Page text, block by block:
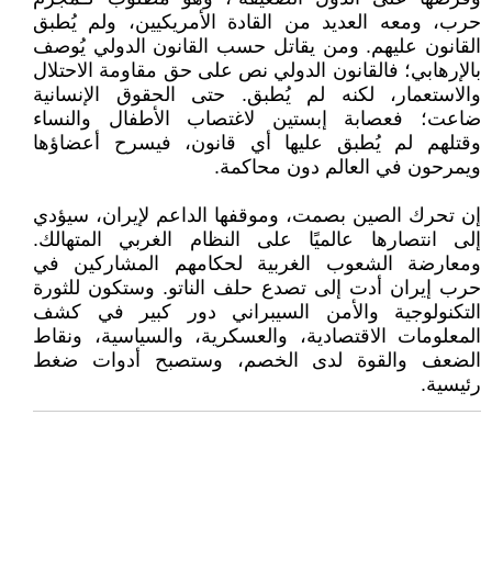
حرب، ومعه العديد من القادة الأمريكيين، ولم يُطبق
القانون عليهم. ومن يقاتل حسب القانون الدولي يُوصف
بالإرهابي؛ فالقانون الدولي نص على حق مقاومة الاحتلال
والاستعمار، لكنه لم يُطبق. حتى الحقوق الإنسانية
ضاعت؛ فعصابة إبستين لاغتصاب الأطفال والنساء
وقتلهم لم يُطبق عليها أي قانون، فيسرح أعضاؤها
ويمرحون في العالم دون محاكمة.
إن تحرك الصين بصمت، وموقفها الداعم لإيران، سيؤدي
إلى انتصارها عالميًا على النظام الغربي المتهالك.
ومعارضة الشعوب الغربية لحكامهم المشاركين في
حرب إيران أدت إلى تصدع حلف الناتو. وستكون للثورة
التكنولوجية والأمن السيبراني دور كبير في كشف
المعلومات الاقتصادية، والعسكرية، والسياسية، ونقاط
الضعف والقوة لدى الخصم، وستصبح أدوات ضغط
رئيسية.